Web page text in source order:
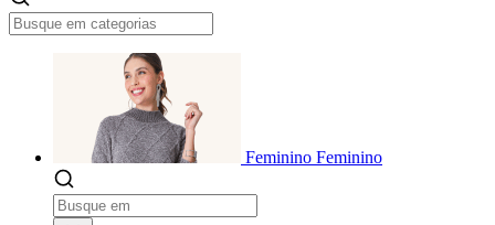
Feminino Feminino